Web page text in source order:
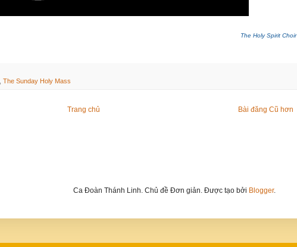
The Holy Spirit Choir
The Sunday Holy Mass
Bài đăng Cũ hơn
Trang chủ
Ca Đoàn Thánh Linh. Chủ đề Đơn giản. Được tạo bởi Blogger.